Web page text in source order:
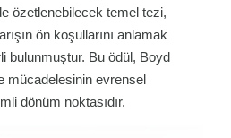
özetlenebilecek temel tezi,
ön koşullarını anlamak
bulunmuştur. Bu ödül, Boyd
mücadelesinin evrensel
dönüm noktasıdır.